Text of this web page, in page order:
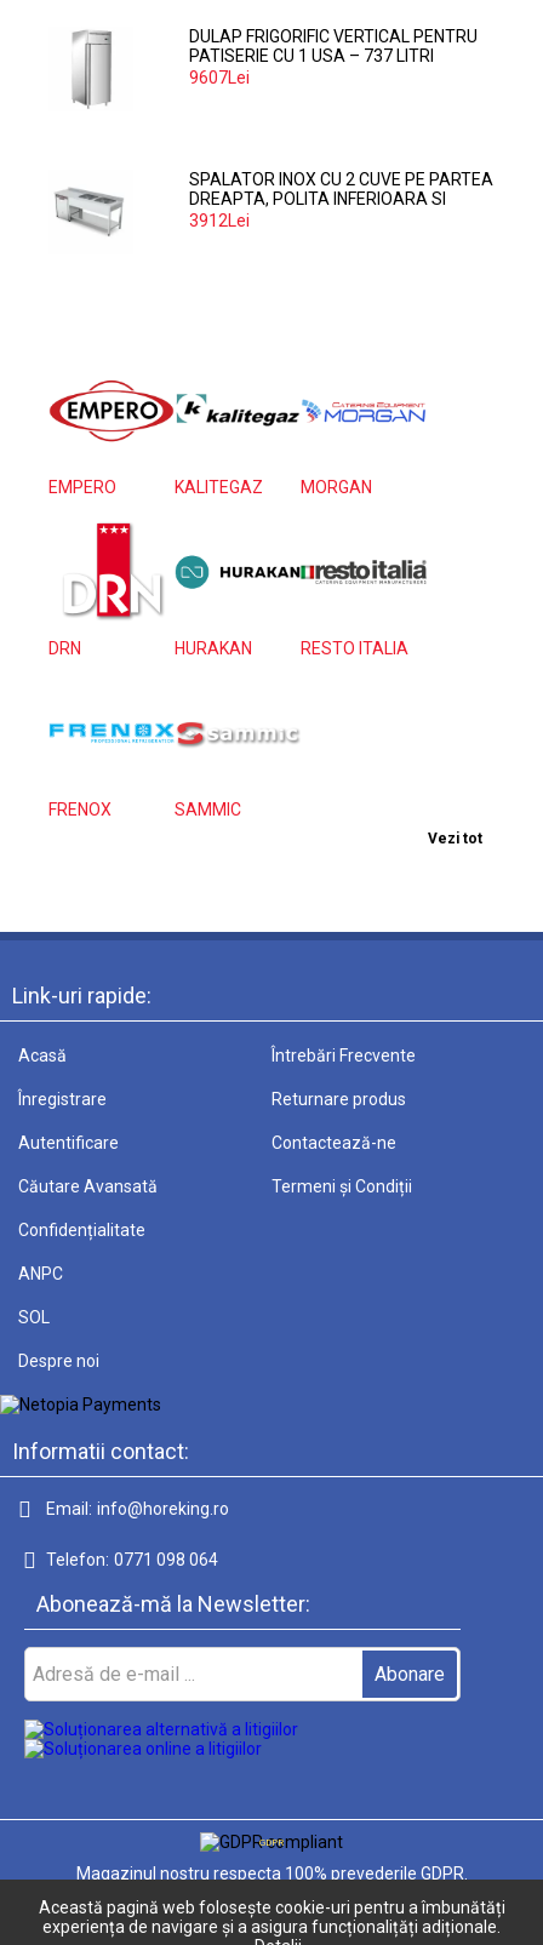
DULAP FRIGORIFIC VERTICAL PENTRU
PATISERIE CU 1 USA – 737 LITRI
9607Lei
SPALATOR INOX CU 2 CUVE PE PARTEA
DREAPTA, POLITA INFERIOARA SI
SPATIU MASINA SPALAT 160*70*85
3912Lei
EMPERO KALITEGAZ MORGAN
DRN HURAKAN RESTO ITALIA
FRENOX SAMMIC
Vezi tot
Link-uri rapide:
Acasă
Înregistrare
Autentificare
Căutare Avansată
Întrebări Frecvente
Returnare produs
Contactează-ne
Termeni și Condiții
Confidențialitate
ANPC
SOL
Despre noi
Informatii contact:
Email: info@horeking.ro
Telefon: 0771 098 064
Abonează-mă la Newsletter:
GDPR
Magazinul nostru respecta 100% prevederile GDPR.
Informatiile mele personale
Această pagină web folosește cookie-uri pentru a îmbunătăți
experiența de navigare și a asigura funcționalițăți adiționale.